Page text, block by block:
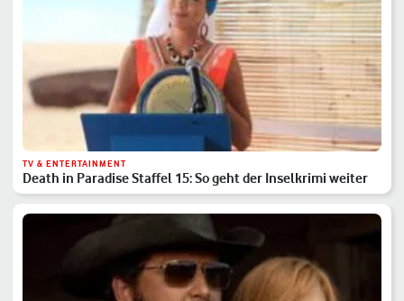
TV & ENTERTAINMENT
Death in Paradise Staffel 15: So geht der Inselkrimi weiter